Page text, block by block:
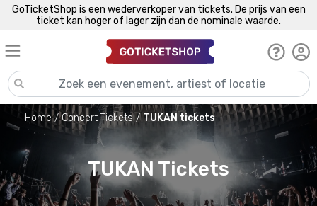
GoTicketShop is een wederverkoper van tickets. De prijs van een
ticket kan hoger of lager zijn dan de nominale waarde.
Home Concert Tickets TUKAN tickets
TUKAN Tickets